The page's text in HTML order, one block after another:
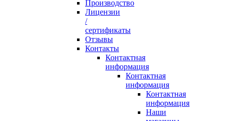
Производство
Лицензии
/
сертификаты
Отзывы
Контакты
Контактная
информация
Контактная
информация
Контактная
информация
Наши